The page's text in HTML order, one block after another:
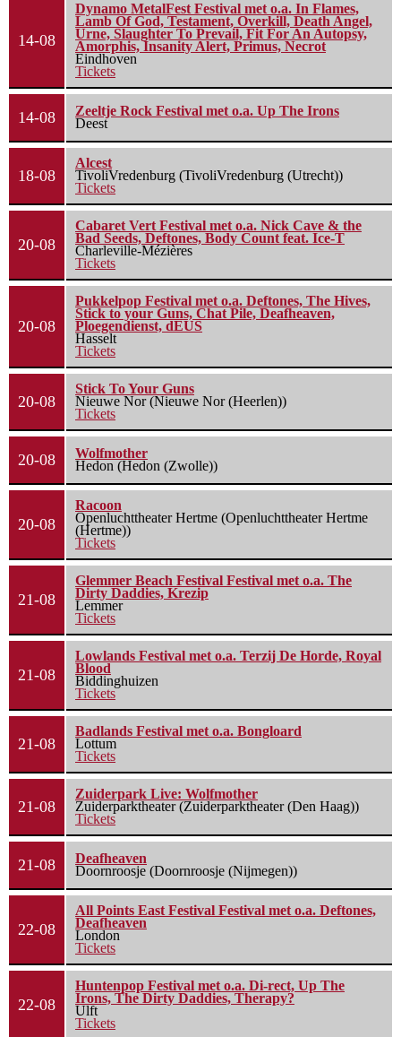
14-08
Dynamo MetalFest Festival met o.a. In Flames,
Lamb Of God, Testament, Overkill, Death Angel,
Urne, Slaughter To Prevail, Fit For An Autopsy,
Amorphis, Insanity Alert, Primus, Necrot
Eindhoven
Tickets
14-08
Zeeltje Rock Festival met o.a. Up The Irons
Deest
18-08
Alcest
TivoliVredenburg (TivoliVredenburg (Utrecht))
Tickets
20-08
Cabaret Vert Festival met o.a. Nick Cave & the
Bad Seeds, Deftones, Body Count feat. Ice-T
Charleville-Mézières
Tickets
20-08
Pukkelpop Festival met o.a. Deftones, The Hives,
Stick to your Guns, Chat Pile, Deafheaven,
Ploegendienst, dEUS
Hasselt
Tickets
20-08
Stick To Your Guns
Nieuwe Nor (Nieuwe Nor (Heerlen))
Tickets
20-08
Wolfmother
Hedon (Hedon (Zwolle))
20-08
Racoon
Openluchttheater Hertme (Openluchttheater Hertme
(Hertme))
Tickets
21-08
Glemmer Beach Festival Festival met o.a. The
Dirty Daddies, Krezip
Lemmer
Tickets
21-08
Lowlands Festival met o.a. Terzij De Horde, Royal
Blood
Biddinghuizen
Tickets
21-08
Badlands Festival met o.a. Bongloard
Lottum
Tickets
21-08
Zuiderpark Live: Wolfmother
Zuiderparktheater (Zuiderparktheater (Den Haag))
Tickets
21-08
Deafheaven
Doornroosje (Doornroosje (Nijmegen))
22-08
All Points East Festival Festival met o.a. Deftones,
Deafheaven
London
Tickets
22-08
Huntenpop Festival met o.a. Di-rect, Up The
Irons, The Dirty Daddies, Therapy?
Ulft
Tickets